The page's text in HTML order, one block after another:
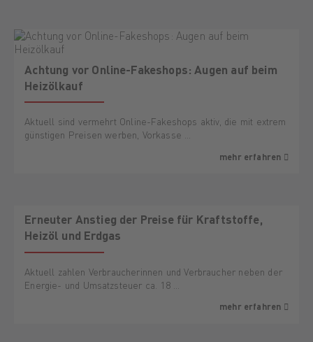
Achtung vor Online-Fakeshops: Augen auf beim
Heizölkauf
Aktuell sind vermehrt Online-Fakeshops aktiv, die mit extrem
günstigen Preisen werben, Vorkasse …
mehr erfahren
Erneuter Anstieg der Preise für Kraftstoffe,
Heizöl und Erdgas
Aktuell zahlen Verbraucherinnen und Verbraucher neben der
Energie- und Umsatzsteuer ca. 18 …
mehr erfahren